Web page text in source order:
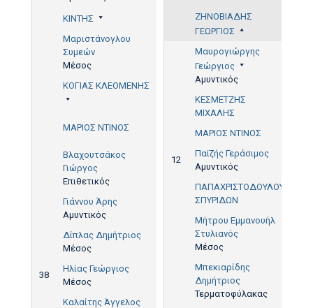
ΚΙΝΤΗΣ
Μαριστάνογλου
Συμεών
Μέσος
ΚΟΓΙΑΣ ΚΛΕΟΜΕΝΗΣ
ΜΑΡΙΟΣ ΝΤΙΝΟΣ
Βλαχουτσάκος
Γιώργος
Επιθετικός
Γιάννου Άρης
Αμυντικός
Δίπλας Δημήτριος
Μέσος
38
Ηλίας Γεώργιος
Μέσος
Καλαίτης Άγγελος
ΖΗΝΟΒΙΑΔΗΣ
ΓΕΩΡΓΙΟΣ
Μαυρογιώργης
Γεώργιος
Αμυντικός
ΚΕΣΜΕΤΖΗΣ
ΜΙΧΑΛΗΣ
ΜΑΡΙΟΣ ΝΤΙΝΟΣ
12
Παϊζής Γεράσιμος
Αμυντικός
ΠΑΠΑΧΡΙΣΤΟΔΟΥΛΟΥ
ΣΠΥΡΙΔΩΝ
Μήτρου Εμμανουήλ
Στυλιανός
Μέσος
Μπεκιαρίδης
Δημήτριος
Τερματοφύλακας